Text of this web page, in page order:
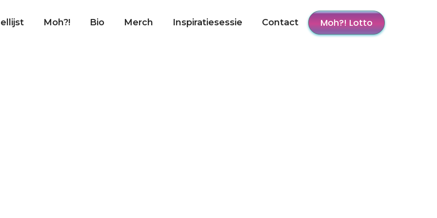
Moh?! Bio Merch Inspiratiesessie Contact Moh?! Lotto